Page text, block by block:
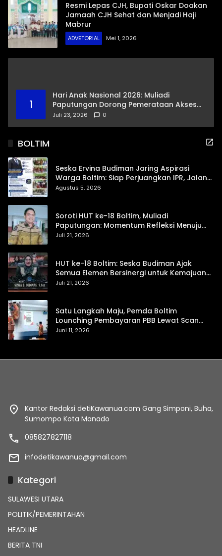
Resmi Lepas CJH, Bupati Oskar Doakan
Jamaah CJH Sehat dan Menjadi Haji
Mabrur
ADVETORIAL Mei 1, 2026
1
Hari Anak Nasional 2026: Muliadi
Paputungan Dorong Pemerataan Akses
Pendidikan dan Proteksi Digital Anak Sulut
Juli 23, 2026 0
BOLTIM
Seska Ervina Budiman Jaring Aspirasi
Warga Boltim: Siap Perjuangkan IPR, Jalan
Trans, hingga Pemasaran UMKM
Agustus 5, 2026
Soroti HUT ke-18 Boltim, Muliadi
Paputungan: Momentum Refleksi Menuju
Daerah Mandiri dan Berdaya Saing
Juli 21, 2026
HUT ke-18 Boltim: Seska Budiman Ajak
Semua Elemen Bersinergi untuk Kemajuan
Daerah
Juli 21, 2026
Satu Langkah Maju, Pemda Boltim
Lounching Pembayaran PBB Lewat Scan
Qris
Juni 11, 2026
Kantor Redaksi detiKawanua.com Gang Simponi, Buha,
Sumompo Kota Manado
085827827118
infodetikawanua@gmail.com
Kategori
SULAWESI UTARA
POLITIK/PEMERINTAHAN
HEADLINE
BERITA TNI